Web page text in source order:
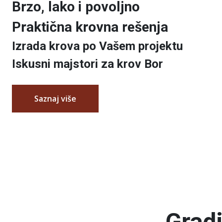
Brzo, lako i povoljno
Praktična krovna rešenja
Izrada krova po Vašem projektu
Iskusni majstori za krov Bor
Saznaj više